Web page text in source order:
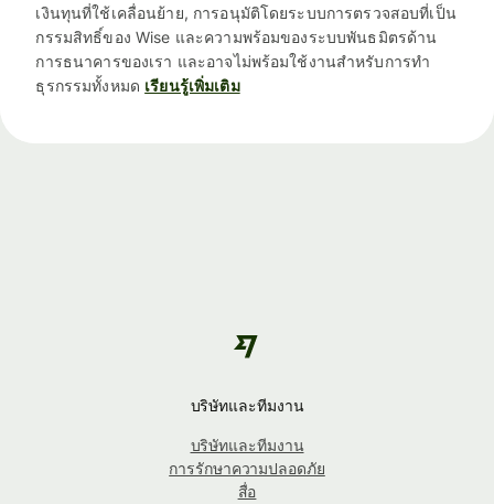
เงินทุนที่ใช้เคลื่อนย้าย, การอนุมัติโดยระบบการตรวจสอบที่เป็น
กรรมสิทธิ์ของ Wise และความพร้อมของระบบพันธมิตรด้าน
การธนาคารของเรา และอาจไม่พร้อมใช้งานสำหรับการทำ
ธุรกรรมทั้งหมด เรียนรู้เพิ่มเติม
บริษัทและทีมงาน
บริษัทและทีมงาน
การรักษาความปลอดภัย
สื่อ